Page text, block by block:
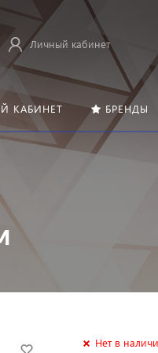
Личный кабинет
КАБИНЕТ БРЕНДЫ
Нет в